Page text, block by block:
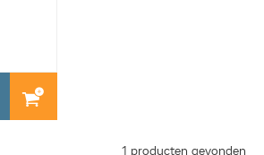
1 producten gevonden